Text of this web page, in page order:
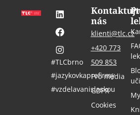
nás
klienti@tlc.cz
+420 773
509 853
Pro média
GDPR
Cookies
#TLCbrno
#jazykovkaprofirmy
#vzdelavanislaskou